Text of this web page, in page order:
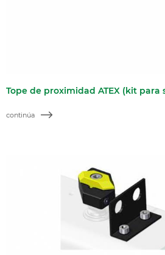
Tope de proximidad ATEX (kit
continúa